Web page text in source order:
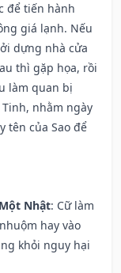
để tiến hành
giá lạnh. Nếu
dựng nhà cửa
thì gặp họa, rồi
làm quan bị
Tinh, nhằm ngày
tên của Sao để
Nhật: Cữ làm
hay vào
khỏi nguy hại